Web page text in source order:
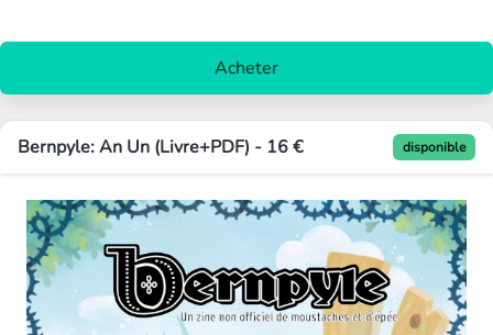
Acheter
Bernpyle: An Un (Livre+PDF) - 16 € disponible